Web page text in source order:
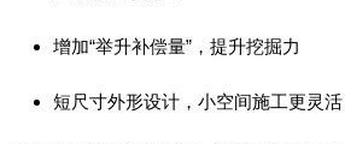
增加“举升补偿量”，提升挖掘力
短尺寸外形设计，小空间施工更灵活